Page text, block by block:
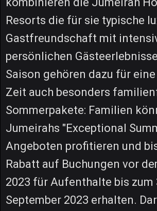
Resorts die für sie typische
Gastfreundschaft mit
persönlichen
Saison gehören dazu für
Zeit auch besonders
Sommerpakete: Familien
Jumeirahs "Exceptional
Angeboten profitieren und
Rabatt auf Buchungen vor
2023 für Aufenthalte bis zum
September 2023 erhalten.